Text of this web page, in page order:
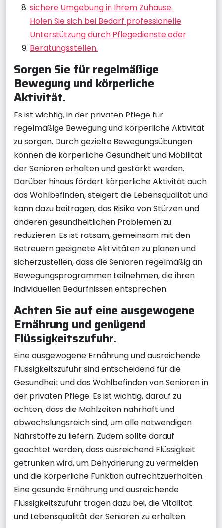
sichere Umgebung in Ihrem Zuhause.
Holen Sie sich bei Bedarf professionelle
Unterstützung durch Pflegedienste oder
Beratungsstellen.
Sorgen Sie für regelmäßige
Bewegung und körperliche
Aktivität.
Es ist wichtig, in der privaten Pflege für
regelmäßige Bewegung und körperliche Aktivität
zu sorgen. Durch gezielte Bewegungsübungen
können die körperliche Gesundheit und Mobilität
der Senioren erhalten und gestärkt werden.
Darüber hinaus fördert körperliche Aktivität auch
das Wohlbefinden, steigert die Lebensqualität und
kann dazu beitragen, das Risiko von Stürzen und
anderen gesundheitlichen Problemen zu
reduzieren. Es ist ratsam, gemeinsam mit den
Betreuern geeignete Aktivitäten zu planen und
sicherzustellen, dass die Senioren regelmäßig an
Bewegungsprogrammen teilnehmen, die ihren
individuellen Bedürfnissen entsprechen.
Achten Sie auf eine ausgewogene
Ernährung und genügend
Flüssigkeitszufuhr.
Eine ausgewogene Ernährung und ausreichende
Flüssigkeitszufuhr sind entscheidend für die
Gesundheit und das Wohlbefinden von Senioren in
der privaten Pflege. Es ist wichtig, darauf zu
achten, dass die Mahlzeiten nahrhaft und
abwechslungsreich sind, um alle notwendigen
Nährstoffe zu liefern. Zudem sollte darauf
geachtet werden, dass ausreichend Flüssigkeit
getrunken wird, um Dehydrierung zu vermeiden
und die körperliche Funktion aufrechtzuerhalten.
Eine gesunde Ernährung und ausreichende
Flüssigkeitszufuhr tragen dazu bei, die Vitalität
und Lebensqualität der Senioren zu erhalten.